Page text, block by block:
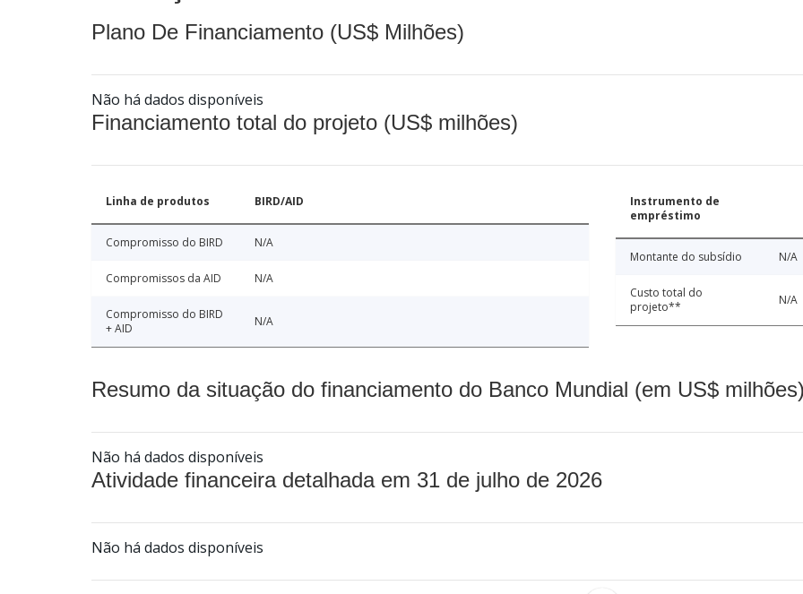
Plano De Financiamento (US$ Milhões)
Não há dados disponíveis
Financiamento total do projeto (US$ milhões)
Linha de produtos BIRD/AID
Compromisso do BIRD N/A
Compromissos da AID N/A
Compromisso do BIRD
+ AID
N/A
Instrumento de
empréstimo
Montante do subsídio N/A
Custo total do
projeto**
N/A
Resumo da situação do financiamento do Banco Mundial (em US$
Não há dados disponíveis
Atividade financeira detalhada em 31 de julho de 2026
Não há dados disponíveis